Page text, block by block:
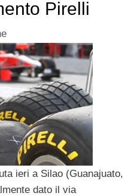
Pirelli
ieri a Silao (Guanajuato,
dato il via